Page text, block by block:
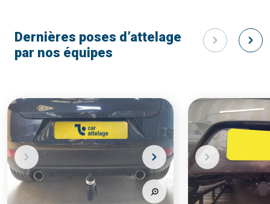
Dernières poses d’attelage
par nos équipes